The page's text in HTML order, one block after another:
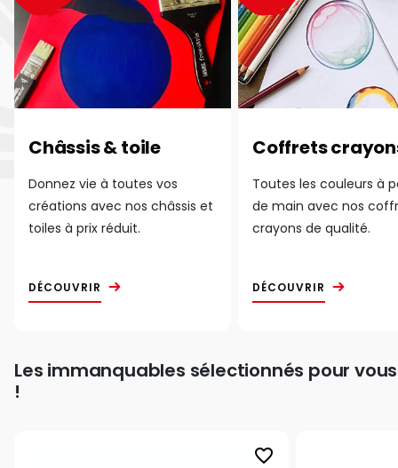
Châssis & toile
Donnez vie à toutes vos
créations avec nos châssis et
toiles à prix réduit.
DÉCOUVRIR
Coffrets
Toutes les couleurs à
de main avec nos
crayons de qualité.
DÉCOUVRIR
Les immanquables sélectionnés pour vous
!
favorite_border